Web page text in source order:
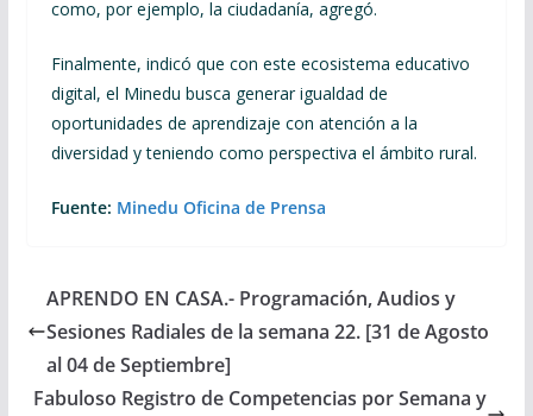
como, por ejemplo, la ciudadanía, agregó.
Finalmente, indicó que con este ecosistema educativo
digital, el Minedu busca generar igualdad de
oportunidades de aprendizaje con atención a la
diversidad y teniendo como perspectiva el ámbito rural.
Fuente: Minedu Oficina de Prensa
APRENDO EN CASA.- Programación, Audios y
Sesiones Radiales de la semana 22. [31 de Agosto
al 04 de Septiembre]
Fabuloso Registro de Competencias por Semana y